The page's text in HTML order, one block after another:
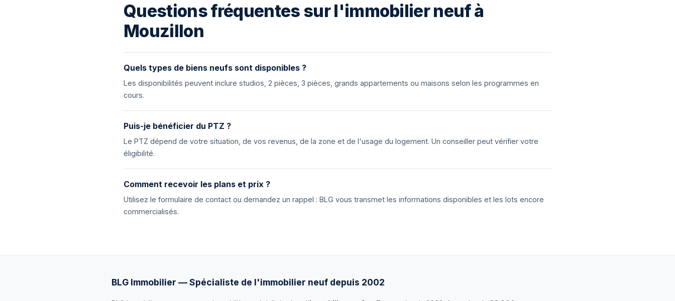
Questions fréquentes sur l'immobilier neuf à
Mouzillon
Quels types de biens neufs sont disponibles ?
Les disponibilités peuvent inclure studios, 2 pièces, 3 pièces, grands appartements ou maisons selon les programmes en
cours.
Puis-je bénéficier du PTZ ?
Le PTZ dépend de votre situation, de vos revenus, de la zone et de l'usage du logement. Un conseiller peut vérifier votre
éligibilité.
Comment recevoir les plans et prix ?
Utilisez le formulaire de contact ou demandez un rappel : BLG vous transmet les informations disponibles et les lots encore
commercialisés.
BLG Immobilier — Spécialiste de l'immobilier neuf depuis 2002